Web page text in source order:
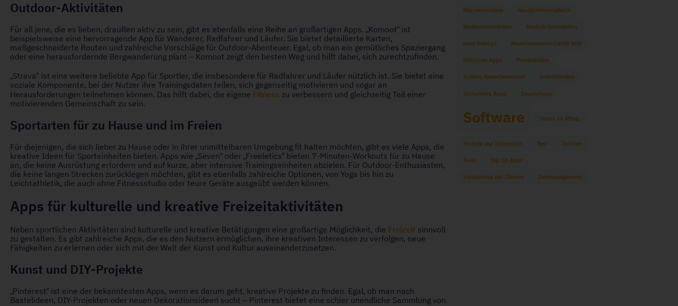
Outdoor-Aktivitäten
Für all jene, die es lieben, draußen aktiv zu sein, gibt es ebenfalls eine Reihe an großartigen Apps. „Komoot“ ist
beispielsweise eine hervorragende App für Wanderer, Radfahrer und Läufer. Sie bietet detaillierte Karten,
maßgeschneiderte Routen und zahlreiche Vorschläge für Outdoor-Abenteuer. Egal, ob man ein gemütliches Spaziergang
oder eine herausfordernde Bergwanderung plant – Komoot zeigt den besten Weg und hilft dabei, sich zurechtzufinden.
„Strava“ ist eine weitere beliebte App für Sportler, die insbesondere für Radfahrer und Läufer nützlich ist. Sie bietet eine
soziale Komponente, bei der Nutzer ihre Trainingsdaten teilen, sich gegenseitig motivieren und sogar an
Herausforderungen teilnehmen können. Das hilft dabei, die eigene Fitness zu verbessern und gleichzeitig Teil einer
motivierenden Gemeinschaft zu sein.
Sportarten für zu Hause und im Freien
Für diejenigen, die sich lieber zu Hause oder in ihrer unmittelbaren Umgebung fit halten möchten, gibt es viele Apps, die
kreative Ideen für Sporteinheiten bieten. Apps wie „Seven“ oder „Freeletics“ bieten 7-Minuten-Workouts für zu Hause
an, die keine Ausrüstung erfordern und auf kurze, aber intensive Trainingseinheiten abzielen. Für Outdoor-Enthusiasten,
die keine langen Strecken zurücklegen möchten, gibt es ebenfalls zahlreiche Optionen, von Yoga bis hin zu
Leichtathletik, die auch ohne Fitnessstudio oder teure Geräte ausgeübt werden können.
Apps für kulturelle und kreative Freizeitaktivitäten
Neben sportlichen Aktivitäten sind kulturelle und kreative Betätigungen eine großartige Möglichkeit, die Freizeit sinnvoll
zu gestalten. Es gibt zahlreiche Apps, die es den Nutzern ermöglichen, ihre kreativen Interessen zu verfolgen, neue
Fähigkeiten zu erlernen oder sich mit der Welt der Kunst und Kultur auseinanderzusetzen.
Kunst und DIY-Projekte
„Pinterest“ ist eine der bekanntesten Apps, wenn es darum geht, kreative Projekte zu finden. Egal, ob man nach
Bastelideen, DIY-Projekten oder neuen Dekorationsideen sucht – Pinterest bietet eine schier unendliche Sammlung von
Märchenschloss Navigationsvergleich
Neubauimmobilien Neubau Immobilien
neue Hobbys Neuschwanstein Castle Visit
Nützliche Apps Privatsphäre
Schloss Neuschwanstein Schnittstellen
Sicherheits Apps Smartphone
Software Stress im Alltag
Technik und Innovation Test TomTom
Tools Top 10 Apps
Verständnis der Chemie Zeitmanagement